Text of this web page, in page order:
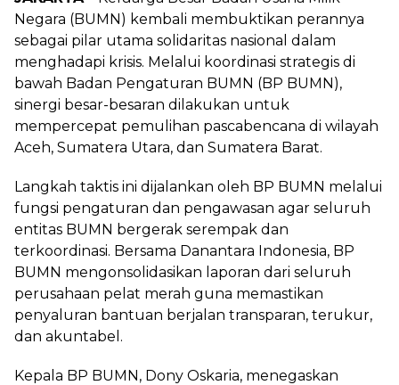
Negara (BUMN) kembali membuktikan perannya
sebagai pilar utama solidaritas nasional dalam
menghadapi krisis. Melalui koordinasi strategis di
bawah Badan Pengaturan BUMN (BP BUMN),
sinergi besar-besaran dilakukan untuk
mempercepat pemulihan pascabencana di wilayah
Aceh, Sumatera Utara, dan Sumatera Barat.
Langkah taktis ini dijalankan oleh BP BUMN melalui
fungsi pengaturan dan pengawasan agar seluruh
entitas BUMN bergerak serempak dan
terkoordinasi. Bersama Danantara Indonesia, BP
BUMN mengonsolidasikan laporan dari seluruh
perusahaan pelat merah guna memastikan
penyaluran bantuan berjalan transparan, terukur,
dan akuntabel.
Kepala BP BUMN, Dony Oskaria, menegaskan